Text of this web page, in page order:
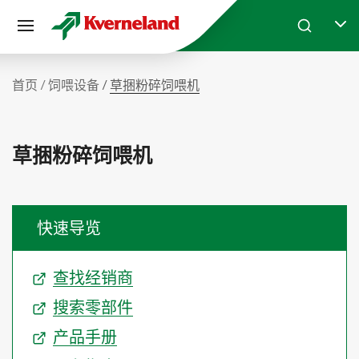
Skip to main content Search
首页 饲喂设备 草捆粉碎饲喂机
草捆粉碎饲喂机
快速导览
查找经销商
搜索零部件
产品手册
Cookie管理面板